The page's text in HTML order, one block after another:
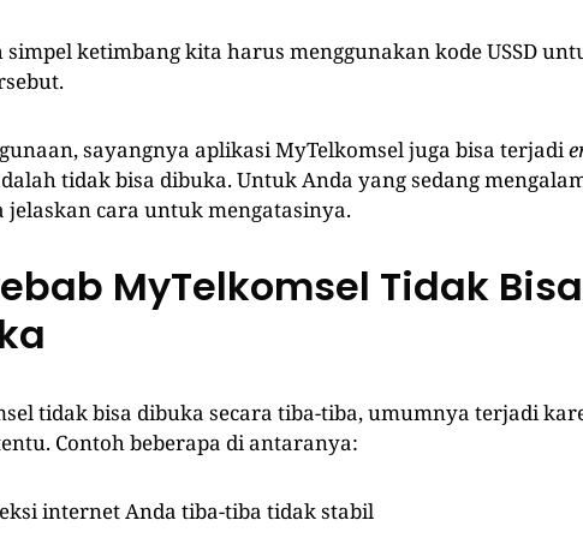
simpel ketimbang kita harus menggunakan kode USSD
sayangnya aplikasi MyTelkomsel juga bisa terjadi
tidak bisa dibuka. Untuk Anda yang sedang
jelaskan cara untuk mengatasinya.
MyTelkomsel Tidak Bisa
tidak bisa dibuka secara tiba-tiba, umumnya terjadi
Contoh beberapa di antaranya:
internet Anda tiba-tiba tidak stabil